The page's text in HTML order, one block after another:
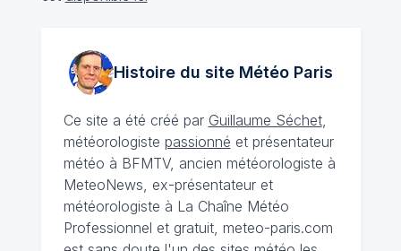
Histoire du site MétéoParis
Ce site a été créé par Guillaume Séchet,
météorologiste passionné et présentateur
météo à BFMTV, ancien météorologiste à
MeteoNews, ex-présentateur et
météorologiste à La Chaîne Météo
Professionnel et gratuit, meteo-paris.com